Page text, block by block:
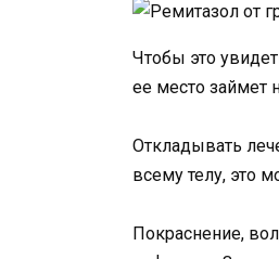
Чтобы это
ее место займет
Откладывать
всему телу, это
Покраснение,